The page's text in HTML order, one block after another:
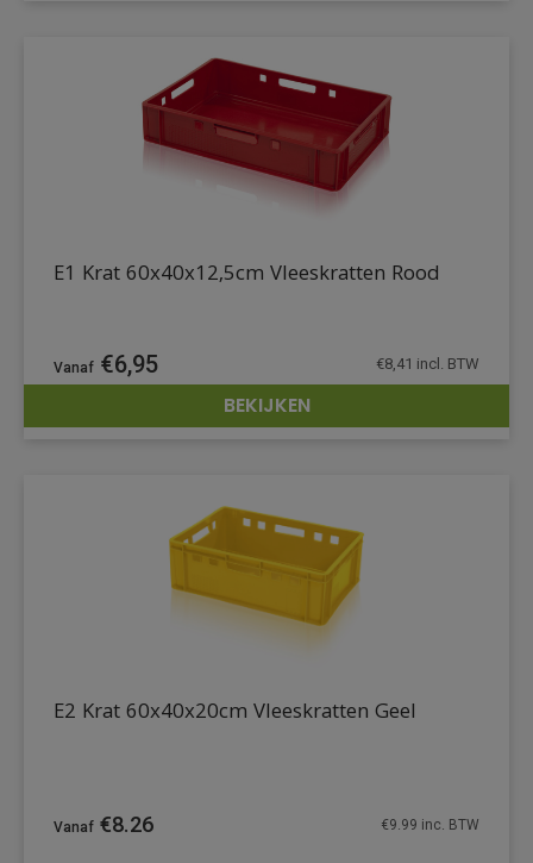
DETAILS
E1 Krat 60x40x12,5cm Vleeskratten Rood
€6,95 €8,41 incl. BTW
BEKIJKEN
E2 Krat 60x40x20cm Vleeskratten Geel
€8.26 €9.99 inc. BTW